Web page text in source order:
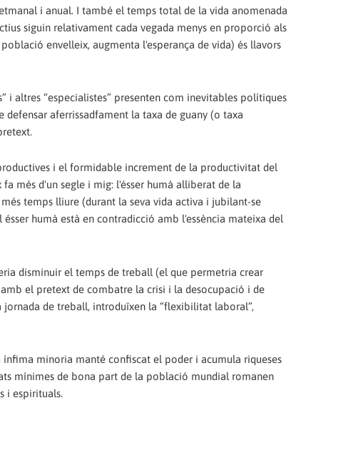
i anual. I també el temps total de la vida anomenada
siguin relativament cada vegada menys en proporció als
envelleix, augmenta l'esperança de vida) és llavors
i altres “especialistes” presenten com inevitables polítiques
aferrissadfament la taxa de guany (o taxa
i el formidable increment de la productivitat del
més d'un segle i mig: l'ésser humà alliberat de la
temps lliure (durant la seva vida activa i jubilant-se
humà està en contradicció amb l'essència mateixa del
disminuir el temps de treball (el que permetria crear
el pretext de combatre la crisi i la desocupació i de
jornada de treball, introduïxen la “flexibilitat laboral”,
minoria manté confiscat el poder i acumula riqueses
mínimes de bona part de la població mundial romanen
i espirituals.